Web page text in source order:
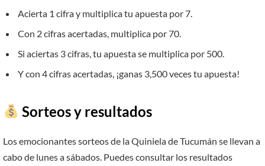
Acierta 1 cifra y multiplica tu apuesta por 7.
Con 2 cifras acertadas, multiplica por 70.
Si aciertas 3 cifras, tu apuesta se multiplica por 500.
Y con 4 cifras acertadas, ¡ganas 3,500 veces tu apuesta!
Sorteos y resultados
Los emocionantes sorteos de la Quiniela de Tucumán se llevan a
cabo de lunes a sábados. Puedes consultar los resultados